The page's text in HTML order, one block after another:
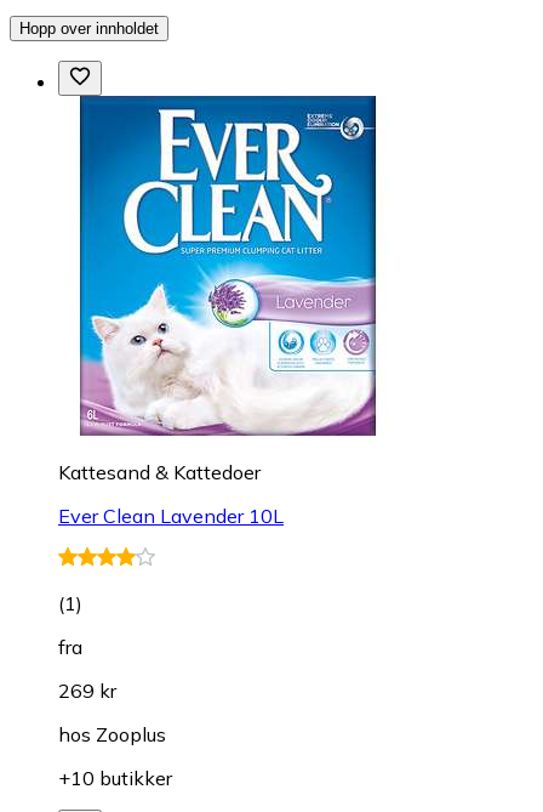
Hopp over innholdet
Kattesand & Kattedoer
Ever Clean Lavender 10L
(1)
fra
269 kr
hos Zooplus
+10 butikker